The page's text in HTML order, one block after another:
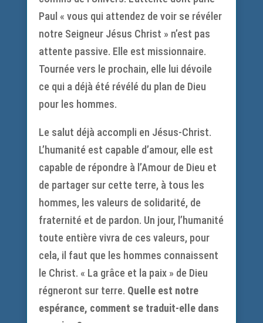
Paul « vous qui attendez de voir se révéler
notre Seigneur Jésus Christ » n’est pas
attente passive. Elle est missionnaire.
Tournée vers le prochain, elle lui dévoile
ce qui a déjà été révélé du plan de Dieu
pour les hommes.
Le salut déjà accompli en Jésus-Christ.
L’humanité est capable d’amour, elle est
capable de répondre à l’Amour de Dieu et
de partager sur cette terre, à tous les
hommes, les valeurs de solidarité, de
fraternité et de pardon. Un jour, l’humanité
toute entière vivra de ces valeurs, pour
cela, il faut que les hommes connaissent
le Christ. « La grâce et la paix » de Dieu
régneront sur terre. Quelle est notre
espérance, comment se traduit-elle dans